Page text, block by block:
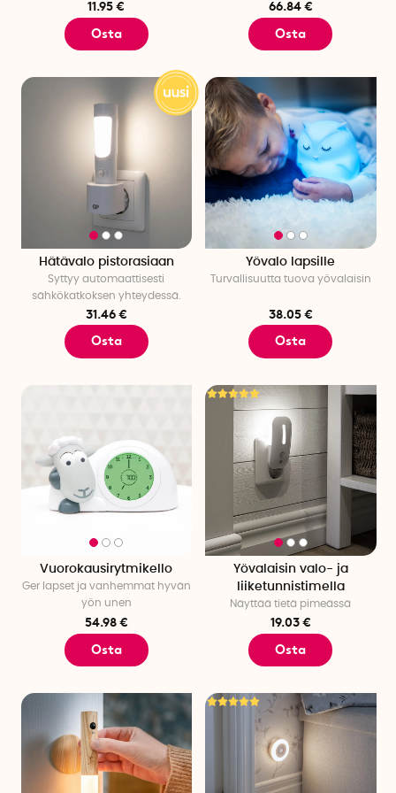
11.95 €
Osta
66.84 €
Osta
Hätävalo pistorasiaan
Syttyy automaattisesti
sähkökatkoksen yhteydessä.
31.46 €
Osta
Yövalo lapsille
Turvallisuutta tuova yövalaisin
38.05 €
Osta
Vuorokausirytmikello
Ger lapset ja vanhemmat hyvän
yön unen
54.98 €
Osta
Yövalaisin valo- ja
liiketunnistimella
Näyttää tietä pimeässä
19.03 €
Osta